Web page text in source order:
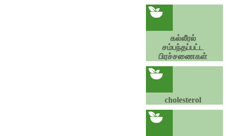
கல்லீரல்
சம்பந்தப்பட்ட
பிரச்சணைகள்
cholesterol